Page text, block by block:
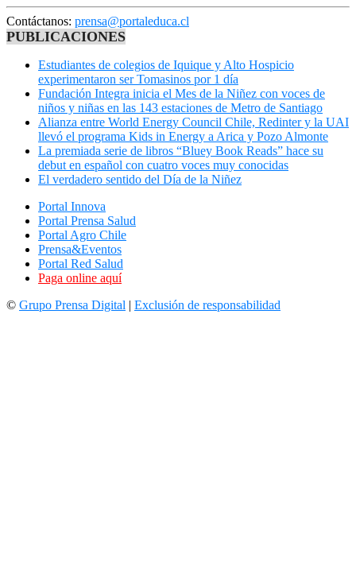
Contáctanos: prensa@portaleduca.cl
PUBLICACIONES
Estudiantes de colegios de Iquique y Alto Hospicio
experimentaron ser Tomasinos por 1 día
Fundación Integra inicia el Mes de la Niñez con voces de
niños y niñas en las 143 estaciones de Metro de Santiago
Alianza entre World Energy Council Chile, Redinter y la UAI
llevó el programa Kids in Energy a Arica y Pozo Almonte
La premiada serie de libros “Bluey Book Reads” hace su
debut en español con cuatro voces muy conocidas
El verdadero sentido del Día de la Niñez
Portal Innova
Portal Prensa Salud
Portal Agro Chile
Prensa&Eventos
Portal Red Salud
Paga online aquí
© Grupo Prensa Digital | Exclusión de responsabilidad